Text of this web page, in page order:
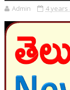
Admin 4 years